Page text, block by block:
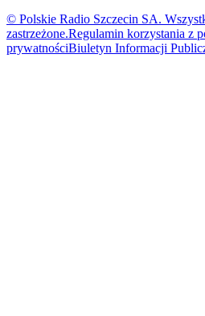
© Polskie Radio Szczecin SA.
zastrzeżone.Regulamin korzystania z
prywatnościBiuletyn Informacji